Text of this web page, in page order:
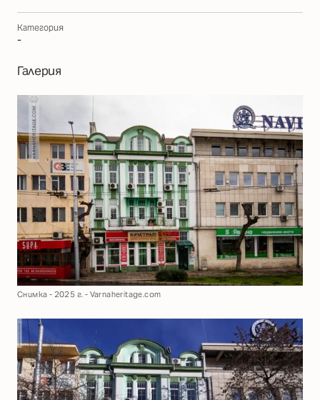
Категория
-
Галерия
Снимка - 2025 г. - Varnaheritage.com